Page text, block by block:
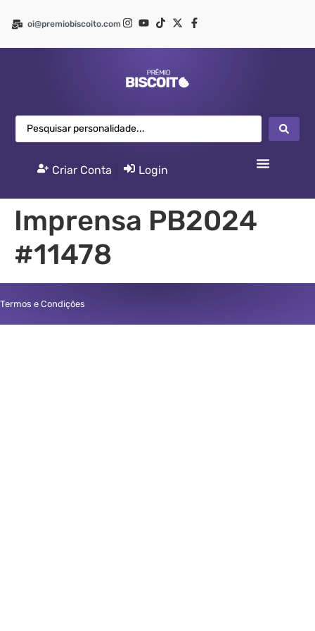
oi@premiobiscoito.com
Criar Conta Login
Imprensa PB2024
#11478
Termos e Condições